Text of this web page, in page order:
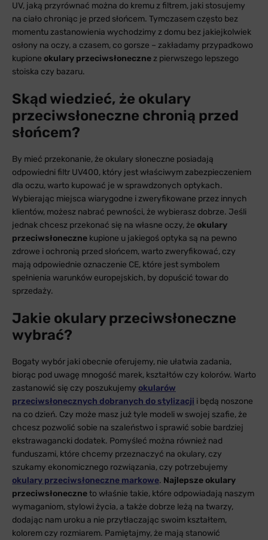
UV, jaką przyrównać można do kremu z filtrem, jaki stosujemy
na ciało chroniąc je przed słońcem. Tymczasem często bez
momentu zastanowienia wychodzimy z domu bez jakiejkolwiek
osłony na oczy, a czasem, co gorsze – zakładamy przypadkowo
kupione okulary przeciwsłonecznez pierwszego lepszego
stoiska czy bazaru.
Skąd wiedzieć, że okulary
przeciwsłoneczne chronią przed
słońcem?
By mieć przekonanie, że okulary słoneczne posiadają
odpowiedni filtr UV400, który jest właściwym zabezpieczeniem
dla oczu, warto kupować je w sprawdzonych optykach.
Wybierając miejsca wiarygodne i zweryfikowane przez innych
klientów, możesz nabrać pewności, że wybierasz dobrze. Jeśli
jednak chcesz przekonać się na własne oczy, że okulary
przeciwsłoneczne kupione u jakiegoś optyka są na pewno
zdrowe i ochronią przed słońcem, warto zweryfikować, czy
mają odpowiednie oznaczenie CE, które jest symbolem
spełnienia warunków europejskich, by dopuścić towar do
sprzedaży.
Jakie okulary przeciwsłoneczne
wybrać?
Bogaty wybór jaki obecnie oferujemy, nie ułatwia zadania,
biorąc pod uwagę mnogość marek, kształtów czy kolorów. Warto
zastanowić się czy poszukujemy okularów
przeciwsłonecznych dobranych do stylizacji i będą noszone
na co dzień. Czy może masz już tyle modeli w swojej szafie, że
chcesz pozwolić sobie na szaleństwo i sprawić sobie bardziej
ekstrawagancki dodatek. Pomyśleć można również nad
funduszami, które chcemy przeznaczyć na okulary, czy
szukamy ekonomicznego rozwiązania, czy potrzebujemy
okulary przeciwsłoneczne markowe. Najlepsze okulary
przeciwsłoneczneto właśnie takie, które odpowiadają naszym
wymaganiom, stylowi życia, a także dobrze leżą na twarzy,
dodając nam uroku a nie przytłaczając swoim kształtem,
kolorem czy rozmiarem. Pamiętajmy, że mają stanowić